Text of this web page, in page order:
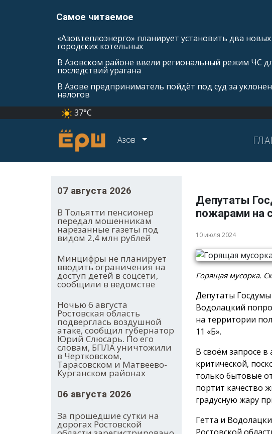
Самое читаемое
«Азовтеплоэнерго» планирует установить два новых
городских котельных
В Азовском районе ввели региональный режим ЧС
последствий урагана
В Азове предприниматель пойдёт под суд за
налогов
37°C
Азов
07 августа 2026
В Тольятти пенсионер
передал мошенникам
нарезанные газеты под
видом 2,4 млн рублей
Минцифры не планирует
вводить ограничения на
доступ детей в соцсети,
сообщили в ведомстве
Ночью 6 августа
Ростовская область
подверглась воздушной
атаке, сообщил губернатор
Юрий Слюсарь. По его
словам, БПЛА уничтожили
в Чертковском,
Тарасовском и Матвеево-
Курганском районах
06 августа 2026
За прошедшие сутки на
дорогах Ростовской
Депутаты
пожарами на
10 июля 2024
Горящая мусорка.
Депутаты Госдумы
Водолацкий
на территории
11 «Б».
В своём запросе
критической,
только бытовые
портит качество
градусную жару
Гетта и